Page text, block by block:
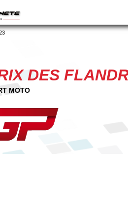
DES
MOTO